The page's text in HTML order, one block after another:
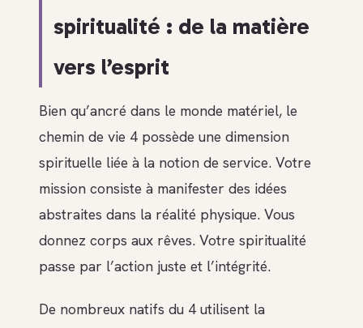
spiritualité : de la matière
vers l’esprit
Bien qu’ancré dans le monde matériel, le
chemin de vie 4 possède une dimension
spirituelle liée à la notion de service. Votre
mission consiste à manifester des idées
abstraites dans la réalité physique. Vous
donnez corps aux rêves. Votre spiritualité
passe par l’action juste et l’intégrité.
De nombreux natifs du 4 utilisent la